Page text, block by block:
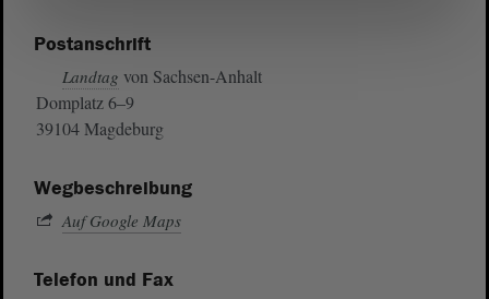
Postanschrift
Landtag von Sachsen-Anhalt
Domplatz 6–9
39104 Magdeburg
Wegbeschreibung
Auf Google Maps
Telefon und Fax